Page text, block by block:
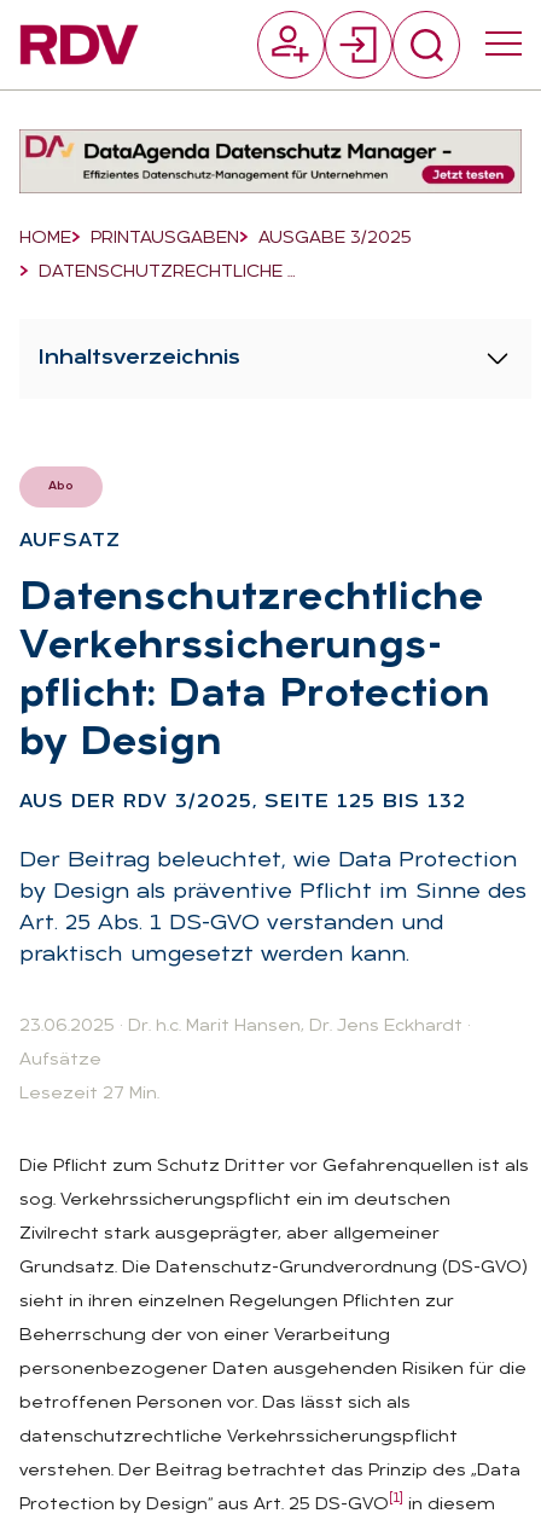
Breadcrumb-Navigation
HOME PRINTAUSGABEN
AUSGABE 3/2025
DATENSCHUTZRECHTLICHE …
Inhaltsverzeichnis
Abo
AUF­SATZ
:Da­ten­schutz­recht­li­che
Ver­kehrs­si­che­rungs­
pflicht: Data Pro­tec­tion
by De­sign
AUS DER RDV 3/2025, SEI­TE 125 BIS 132
Der Beitrag beleuchtet, wie Data Protection
by Design als präventive Pflicht im Sinne des
Art. 25 Abs. 1 DS-GVO verstanden und
praktisch umgesetzt werden kann.
23.06.2025 · Dr. h.c. Marit Hansen, Dr. Jens Eckhardt ·
Aufsätze
Lesezeit 27 Min.
Die Pflicht zum Schutz Dritter vor Gefahrenquellen ist als
sog. Verkehrssicherungspflicht ein im deutschen
Zivilrecht stark ausgeprägter, aber allgemeiner
Grundsatz. Die Datenschutz-Grundverordnung (DS-GVO)
sieht in ihren einzelnen Regelungen Pflichten zur
Beherrschung der von einer Verarbeitung
personenbezogener Daten ausgehenden Risiken für die
betroffenen Personen vor. Das lässt sich als
datenschutzrechtliche Verkehrssicherungspflicht
verstehen. Der Beitrag betrachtet das Prinzip des „Data
Protection by Design“ aus Art. 25 DS-GVO [1]
in diesem